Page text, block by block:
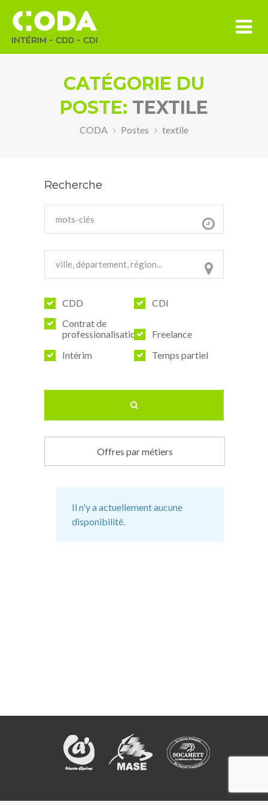
CATÉGORIE DU
POSTE: TEXTILE
CODA Postes textile
Recherche
CDD
CDI
Contrat de
professionalisation
Freelance
Intérim
Temps partiel
Offres par métiers
Il n'y a actuellement aucune
disponibilité.